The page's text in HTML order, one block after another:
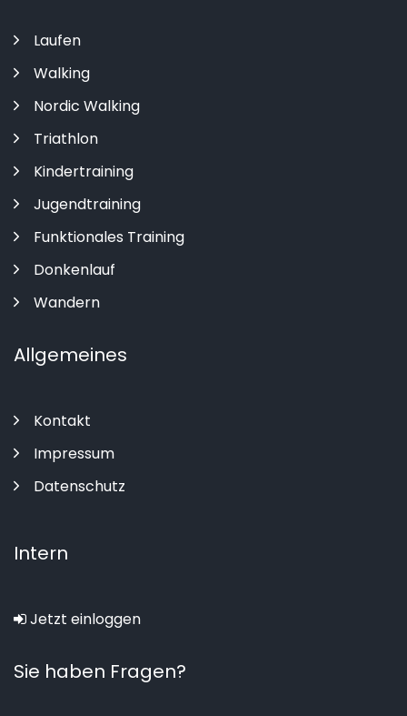
Laufen
Walking
Nordic Walking
Triathlon
Kindertraining
Jugendtraining
Funktionales Training
Donkenlauf
Wandern
Allgemeines
Kontakt
Impressum
Datenschutz
Intern
Jetzt einloggen
Sie haben Fragen?